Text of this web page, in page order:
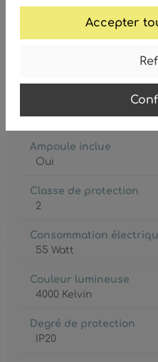
Accepter
LED
Ampoule inclue
Oui
Classe de protection
2
Consommation
55 Watt
Couleur lumineuse
4000 Kelvin
Degré de protection
IP20